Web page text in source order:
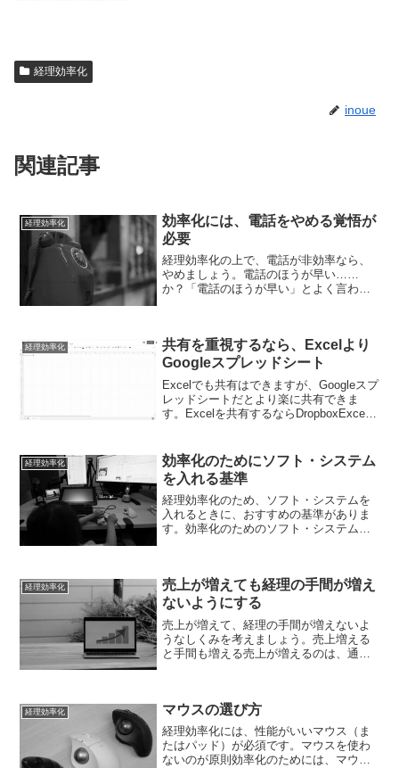
経理効率化
inoue
関連記事
経理効率化
効率化には、電話をやめる覚悟が
必要
経理効率化の上で、電話が非効率なら、
やめましょう。電話のほうが早い……
か？「電話のほうが早い」とよく言われ
す。しかしながら、電話を受け...
経理効率化
共有を重視するなら、Excelより
Googleスプレッドシート
Excelでも共有はできますが、Googleスプ
レッドシートだとより楽に共有できま
す。Excelを共有するならDropboxExcel
す。その場合、Dropboxを使うと...
経理効率化
効率化のためにソフト・システム
を入れる基準
経理効率化のため、ソフト・システムを
入れるときに、おすすめの基準がありま
す。効率化のためのソフト・システム効
す。ただ、お金を出せば効...
経理効率化
売上が増えても経理の手間が増え
ないようにする
売上が増えて、経理の手間が増えないよ
うなしくみを考えましょう。売上増える
と手間も増える売上が増えるのは、通常
などといった経理の手間が...
経理効率化 マウスの選び方
経理効率化には、性能がいいマウス（ま
たはパッド）が必須です。マウスを使わ
ないのが原則効率化のためには、マウス